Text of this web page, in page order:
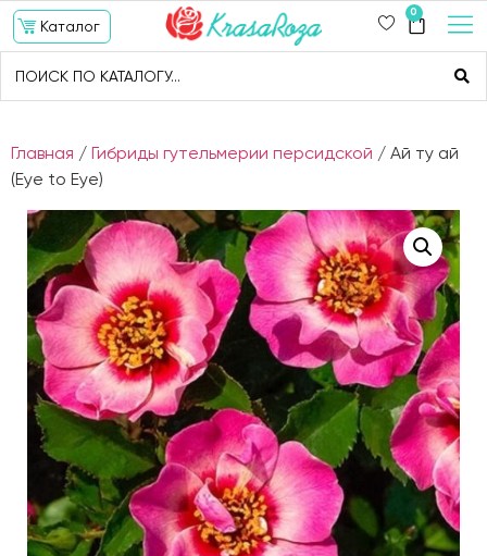
Каталог
0
Главная / Гибриды гутельмерии персидской / Ай ту ай
(Eye to Eye)